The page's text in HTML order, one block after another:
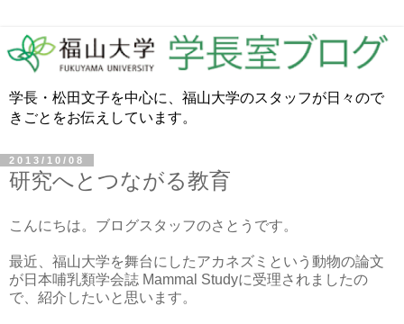
学長・松田文子を中心に、福山大学のスタッフが日々ので
きごとをお伝えしています。
2013/10/08
研究へとつながる教育
こんにちは。ブログスタッフのさとうです。
最近、福山大学を舞台にしたアカネズミという動物の論文
が日本哺乳類学会誌 Mammal Studyに受理されましたの
で、紹介したいと思います。